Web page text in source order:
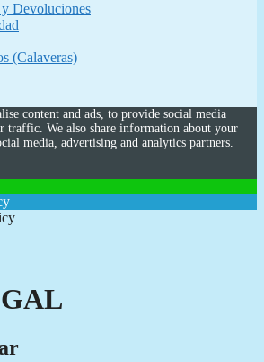
Devoluciones
(Calaveras)
content and ads, to provide social media
traffic. We also share information about your
media, advertising and analytics partners.